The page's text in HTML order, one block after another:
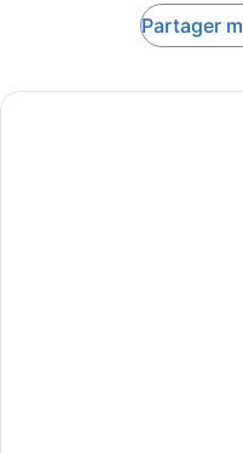
Partager